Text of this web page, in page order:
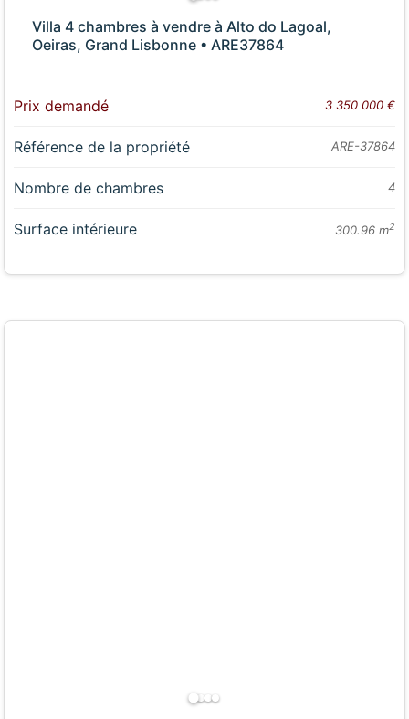
Villa 4 chambres à vendre à Alto do Lagoal,
Oeiras, Grand Lisbonne • ARE37864
Prix demandé 3 350 000 €
Référence de la propriété ARE-37864
Nombre de chambres 4
Surface intérieure 300.96 m2